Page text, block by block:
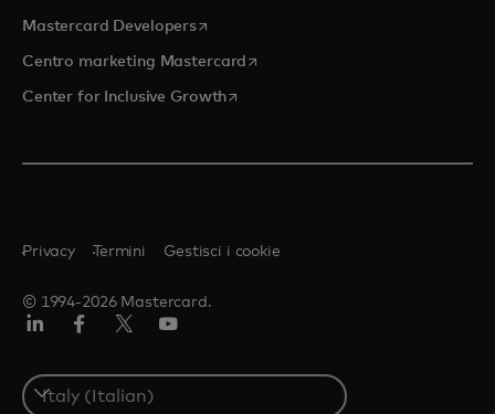
Mastercard Developerssi apre in una nuova scheda
Centro marketing Mastercard si apre in una nuova scheda
Center for Inclusive Growthsi apre in una nuova scheda
© 1994-2026 Mastercard.
Privacy Termini Gestisci i cookie
Select
a